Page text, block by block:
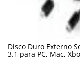
Disco Duro Externo
3.1 para PC, Mac,